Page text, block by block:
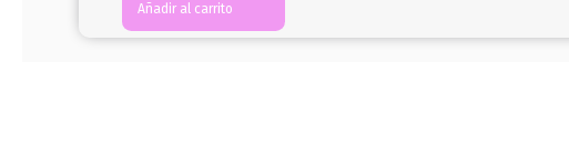
Añadir al carrito